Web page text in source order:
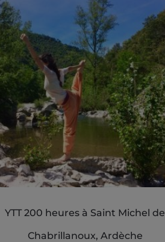
YTT 200 heures à Saint Michel de
Chabrillanoux, Ardèche